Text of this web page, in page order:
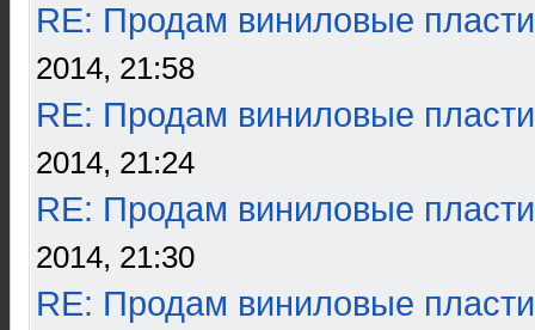
RE: Продам виниловые
2014, 21:58
RE: Продам виниловые
2014, 21:24
RE: Продам виниловые
2014, 21:30
RE: Продам виниловые